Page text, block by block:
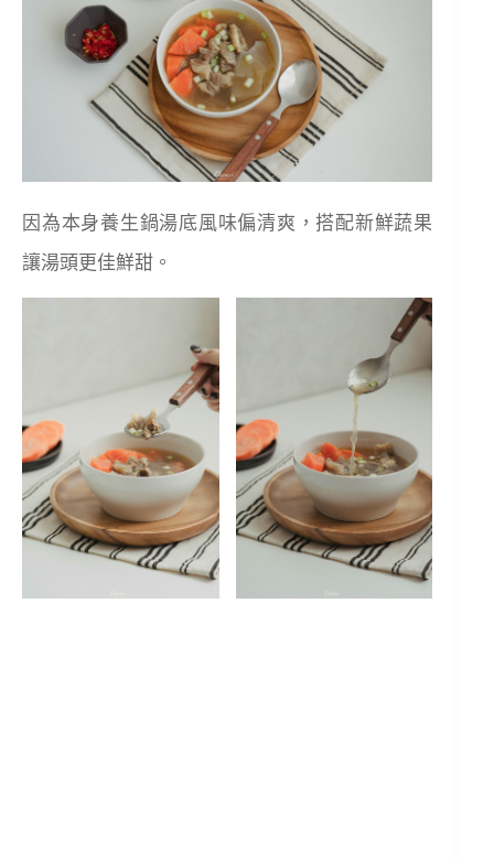
因為本身養生鍋湯底風味偏清爽，搭配新鮮蔬果
讓湯頭更佳鮮甜。